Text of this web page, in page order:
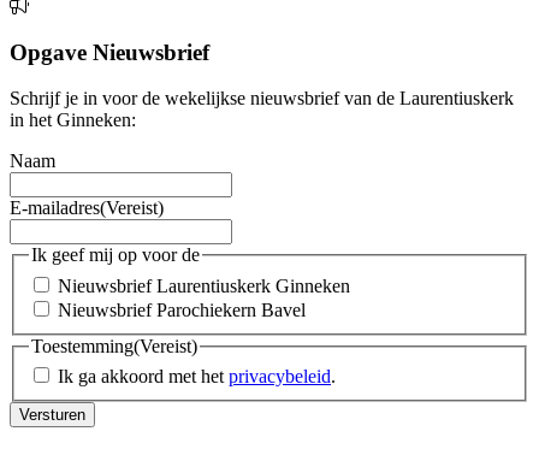
Opgave Nieuwsbrief
Schrijf je in voor de wekelijkse nieuwsbrief van de Laurentiuskerk
in het Ginneken:
Naam
E-mailadres(Vereist)
Ik geef mij op voor de
Nieuwsbrief Laurentiuskerk Ginneken
Nieuwsbrief Parochiekern Bavel
Toestemming(Vereist)
Ik ga akkoord met hetprivacybeleid.
Versturen